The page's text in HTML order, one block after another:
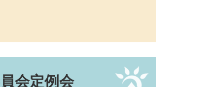
会定例会